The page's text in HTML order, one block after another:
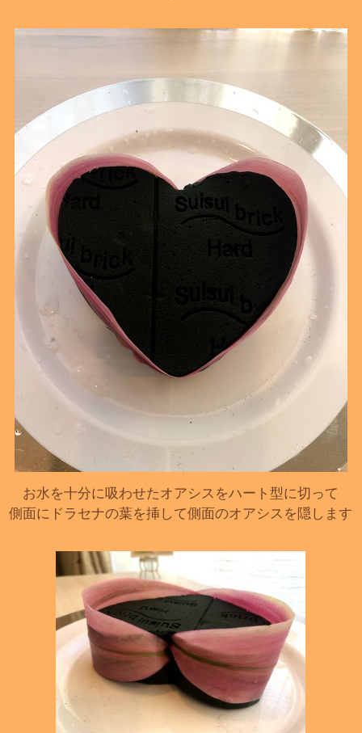
お水を十分に吸わせたオアシスをハート型に切って
側面にドラセナの葉を挿して側面のオアシスを隠します